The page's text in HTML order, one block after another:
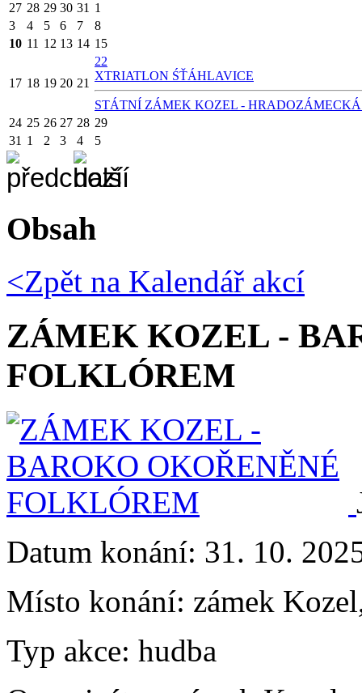
27 28 29 30 31 1
3
4 5 6 7
8
10 11 12 13 14 15
17 18 19 20 21
22
XTRIATLON ŚŤÁHLAVICE
STÁTNÍ ZÁMEK KOZEL -
24 25 26 27 28 29
31 1 2 3 4 5
Obsah
<Zpět na Kalendář akcí
ZÁMEK KOZEL -
FOLKLÓREM
Datum konání: 31. 10.
Místo konání: zámek
Typ akce: hudba